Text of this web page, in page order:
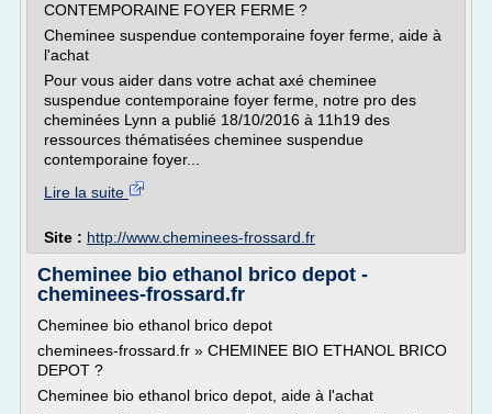
CONTEMPORAINE FOYER FERME ?
Cheminee suspendue contemporaine foyer ferme, aide à
l'achat
Pour vous aider dans votre achat axé cheminee
suspendue contemporaine foyer ferme, notre pro des
cheminées Lynn a publié 18/10/2016 à 11h19 des
ressources thématisées cheminee suspendue
contemporaine foyer...
Lire la suite
Site : http://www.cheminees-frossard.fr
Cheminee bio ethanol brico depot -
cheminees-frossard.fr
Cheminee bio ethanol brico depot
cheminees-frossard.fr » CHEMINEE BIO ETHANOL BRICO
DEPOT ?
Cheminee bio ethanol brico depot, aide à l'achat